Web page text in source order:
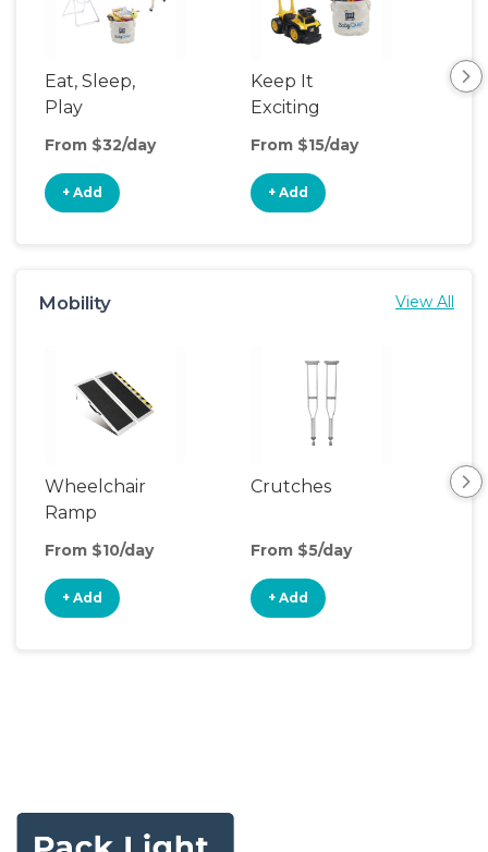
Eat, Sleep,
Play
From $32/day
+ Add
Keep It
Exciting
From $15/day
+ Add
Mobility View All
Wheelchair
Ramp
From $10/day
+ Add
Crutches
From $5/day
+ Add